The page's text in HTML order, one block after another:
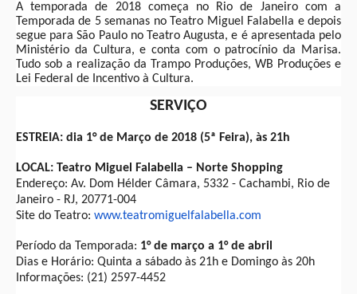
A temporada de 2018 começa no Rio de Janeiro com a
Temporada de 5 semanas no Teatro Miguel Falabella e depois
segue para São Paulo no Teatro Augusta, e é apresentada pelo
Ministério da Cultura, e conta com o patrocínio da Marisa.
Tudo sob a realização da Trampo Produções, WB Produções e
Lei Federal de Incentivo à Cultura.
SERVIÇO
ESTREIA: dia 1° de Março de 2018 (5ª Feira), às 21h
LOCAL: Teatro Miguel Falabella – Norte Shopping
Endereço: Av. Dom Hélder Câmara, 5332 - Cachambi, Rio de
Janeiro - RJ, 20771-004
Site do Teatro: www.teatromiguelfalabella.com
Período da Temporada: 1° de março a 1° de abril
Dias e Horário: Quinta a sábado às 21h e Domingo às 20h
Informações: (21) 2597-4452